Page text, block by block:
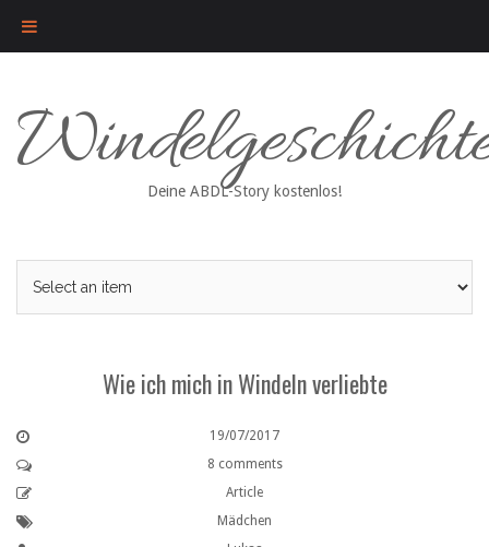
content
Deine ABDL-Story kostenlos!
Wie ich mich in Windeln verliebte
19/07/2017
8 comments
Article
Mädchen